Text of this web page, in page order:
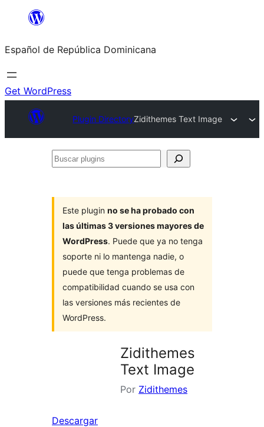
Saltar
contenido
Español de República Dominicana
Get WordPress
Plugin DirectoryZidithemes Text Image
Buscar
Este plugin no se ha probado con
las últimas 3 versiones mayores de
WordPress. Puede que ya no tenga
soporte ni lo mantenga nadie, o
puede que tenga problemas de
compatibilidad cuando se usa con
las versiones más recientes de
WordPress.
Zidithemes
Text Image
Por Zidithemes
Descargar